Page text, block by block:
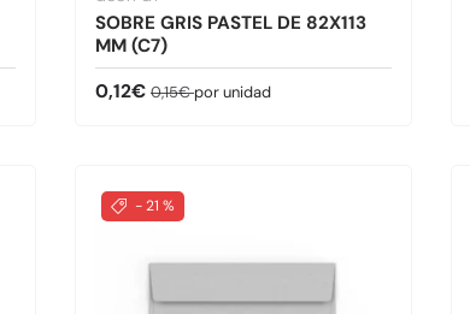
SOBRE GRIS PASTEL DE 82X113
MM (C7)
Precio de venta
0,12€ Precio normal
0,15€por unidad
- 21 %